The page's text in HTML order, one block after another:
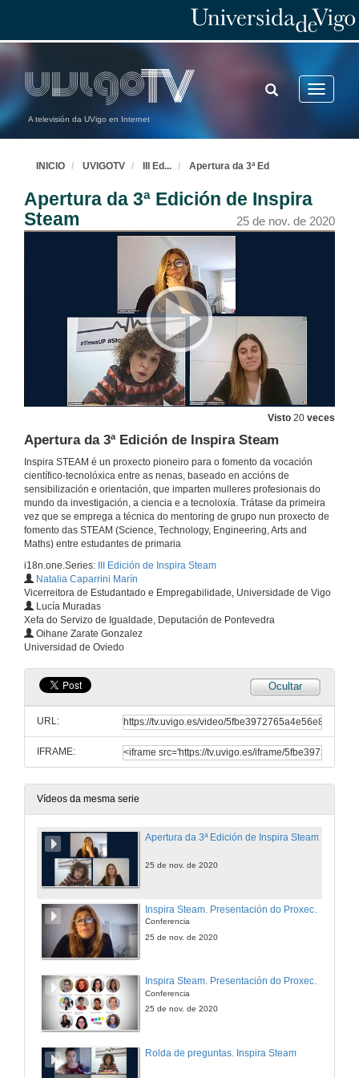
A televisión da UVigo en Internet
Toggle
TOGGLE
SEARCH
INICIO UVIGOTV III Ed... Apertura da 3ª Ed
Apertura da 3ª Edición de Inspira
Steam
25 de nov. de 2020
Visto 20 veces
Apertura da 3ª Edición de Inspira Steam
Inspira STEAM é un proxecto pioneiro para o fomento da vocación
científico-tecnolóxica entre as nenas, baseado en accións de
sensibilización e orientación, que imparten mulleres profesionais do
mundo da investigación, a ciencia e a tecnoloxía. Trátase da primeira
vez que se emprega a técnica do mentoring de grupo nun proxecto de
fomento das STEAM (Science, Technology, Engineering, Arts and
Maths) entre estudantes de primaria
i18n.one.Series:
III Edición de Inspira Steam
Natalia Caparrini Marín
Vicerreitora de Estudantado e Empregabilidade, Universidade de Vigo
Lucía Muradas
Xefa do Servizo de Igualdade, Deputación de Pontevedra
Oihane Zarate Gonzalez
Universidad de Oviedo
Ocultar
URL:
IFRAME:
Vídeos da mesma serie
Apertura da 3ª Edición de Inspira Steam
25 de nov. de 2020
Conferencia
25 de nov. de 2020
Inspira Steam. Presentación do Proxecto II
Conferencia
25 de nov. de 2020
Rolda de preguntas. Inspira Steam